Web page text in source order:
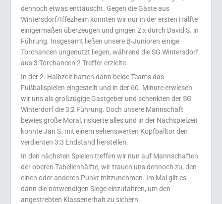
dennoch etwas enttäuscht. Gegen die Gäste aus
Wintersdorf/Iffezheim konnten wir nur in der ersten Hälfte
einigermaßen überzeugen und gingen 2 x durch David S. in
Führung. Insgesamt ließen unsere B-Junioren einige
Torchancen ungenutzt liegen, während die SG Wintersdorf
aus 3 Torchancen 2 Treffer erzielte.
In der 2. Halbzeit hatten dann beide Teams das
Fußballspielen eingestellt und in der 60. Minute erwiesen
wir uns als großzügige Gastgeber und schenkten der SG
Winterdorf die 3:2 Führung. Doch unsere Mannschaft
bewies große Moral, riskierte alles und in der Nachspielzeit
konnte Jan S. mit einem sehenswerten Kopfballtor den
verdienten 3:3 Endstand herstellen.
In den nächsten Spielen treffen wir nun auf Mannschaften
der oberen Tabellenhälfte, wir trauen uns dennoch zu, den
einen oder anderen Punkt mitzunehmen. Im Mai gilt es
dann die notwendigen Siege einzufahren, um den
angestrebten Klassenerhalt zu sichern.